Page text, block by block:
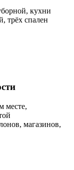
кухни
трёх спален
месте,
магазинов,